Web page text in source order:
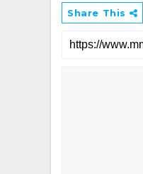
Share This